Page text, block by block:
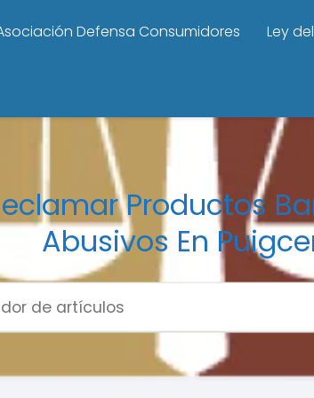
Defensa Consumidores Ley
Productos
Abusivos En